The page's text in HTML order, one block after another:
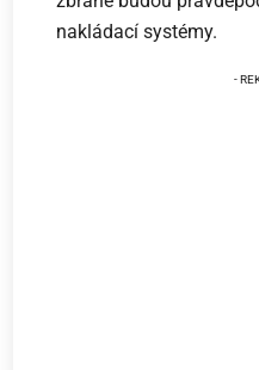
nakládací systémy.